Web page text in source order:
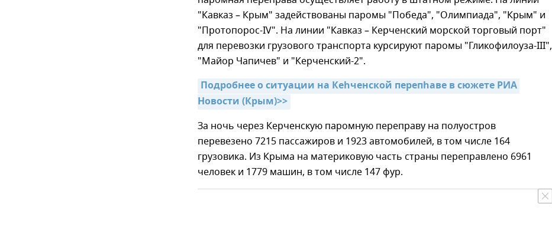
"Кавказ – Крым" задействованы паромы "Победа", "Олимпиада", "Крым" и
"Протопорос-IV". На линии "Кавказ – Керченский морской торговый порт"
для перевозки грузового транспорта курсируют паромы "Гликофилоуза-III",
"Майор Чапичев" и "Керченский-2".
Подробнее о ситуации на Кеhченской перепhаве в сюжете РИА
Новости (Крым)>>
За ночь через Керченскую паромную переправу на полуостров
перевезено 7215 пассажиров и 1923 автомобилей, в том числе 164
грузовика. Из Крыма на материковую часть страны переправлено 6961
человек и 1779 машин, в том числе 147 фур.